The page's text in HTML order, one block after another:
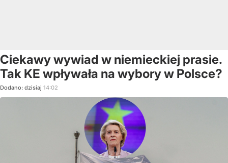
Ciekawy wywiad w niemieckiej prasie.
Tak KE wpływała na wybory w Polsce?
Dodano: dzisiaj 14:02